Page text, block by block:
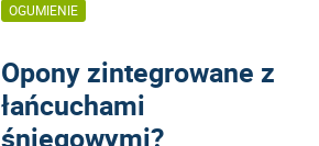
OGUMIENIE
Opony zintegrowane z
łańcuchami
śniegowymi?